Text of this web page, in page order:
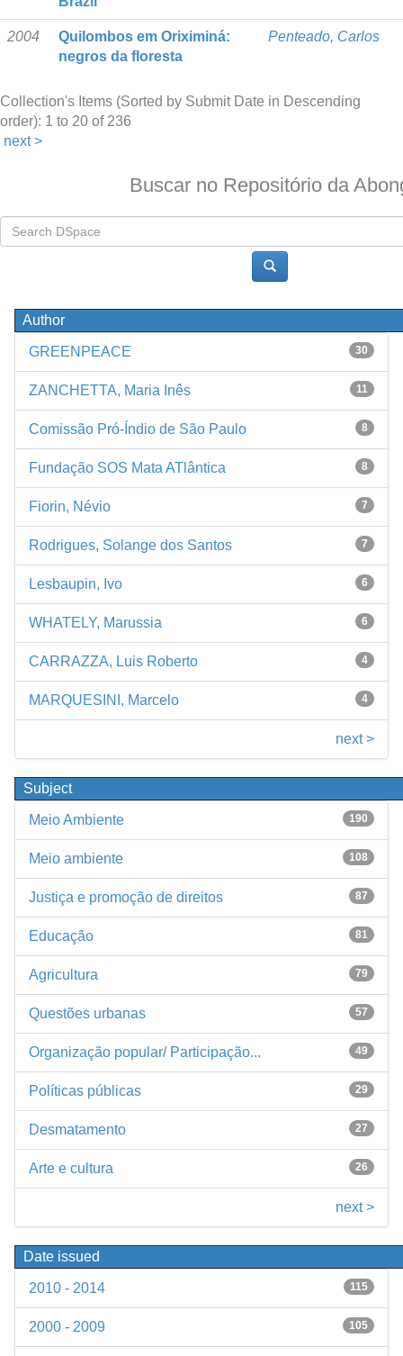
2004
Quilombos em Oriximiná:
negros da floresta
Penteado, Carlos
Collection's Items (Sorted by Submit Date in Descending
order): 1 to 20 of 236
next >
Buscar no Repositório da
Author
30
GREENPEACE
11
ZANCHETTA, Maria Inês
8
Comissão Pró-Índio de São Paulo
8
Fundação SOS Mata ATlântica
7
Fiorin, Névio
7
Rodrigues, Solange dos Santos
6
Lesbaupin, Ivo
6
WHATELY, Marussia
4
CARRAZZA, Luis Roberto
4
MARQUESINI, Marcelo
next >
Subject
190
Meio Ambiente
108
Meio ambiente
87
Justiça e promoção de direitos
81
Educação
79
Agricultura
57
Questões urbanas
49
Organização popular/ Participação...
29
Políticas públicas
27
Desmatamento
26
Arte e cultura
next >
Date issued
115
2010 - 2014
105
2000 - 2009